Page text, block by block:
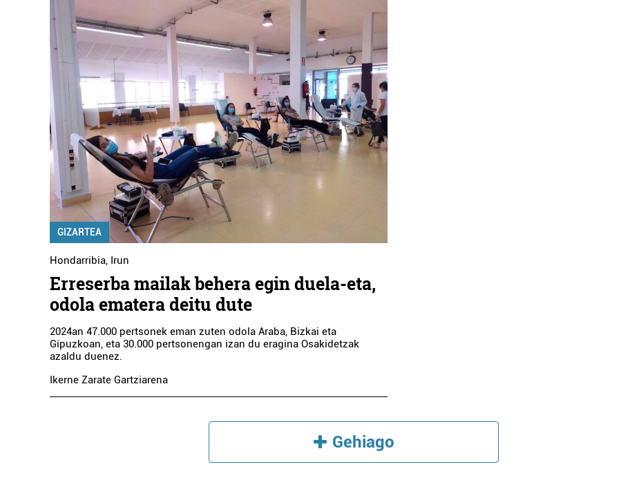
GIZARTEA
Hondarribia, Irun
Erreserba mailak behera egin duela-eta,
odola ematera deitu dute
2024an 47.000 pertsonek eman zuten odola Araba, Bizkai eta
Gipuzkoan, eta 30.000 pertsonengan izan du eragina Osakidetzak
azaldu duenez.
Ikerne Zarate Gartziarena
Gehiago